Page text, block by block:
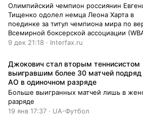
Олимпийский чемпион россиянин
Тищенко одолел немца Леона Харта в
поединке за титул чемпиона мира по
Всемирной боксерской ассоциации
9 дек 21:18 · Interfax.ru
Джокович стал вторым теннисистом
выигравшим более 30 матчей подряд
AO в одиночном разряде
Больше выигранных матчей лишь в
разряде
19 янв 17:37 · UA-Футбол